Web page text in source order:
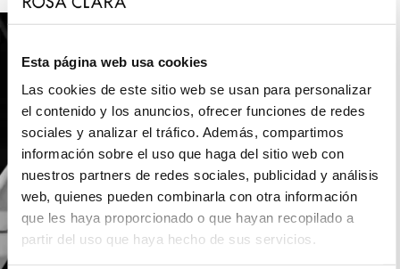
Esta página web usa cookies
Las cookies de este sitio web se usan para personalizar
el contenido y los anuncios, ofrecer funciones de redes
sociales y analizar el tráfico. Además, compartimos
información sobre el uso que haga del sitio web con
nuestros partners de redes sociales, publicidad y análisis
web, quienes pueden combinarla con otra información
que les haya proporcionado o que hayan recopilado a
partir del uso que haya hecho de sus servicios.